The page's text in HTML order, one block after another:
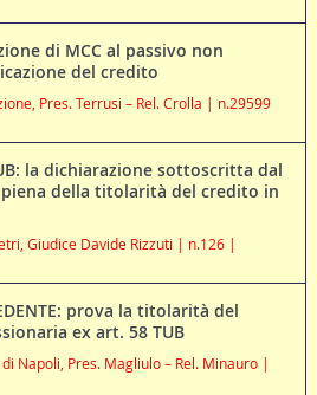
di MCC al passivo non
del credito
Pres. Terrusi – Rel. Crolla | n.29599
la dichiarazione sottoscritta dal
della titolarità del credito in
Giudice Davide Rizzuti | n.126 |
prova la titolarità del
ex art. 58 TUB
Napoli, Pres. Magliulo – Rel. Minauro |